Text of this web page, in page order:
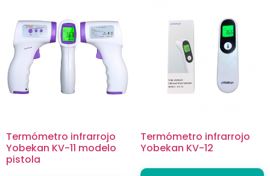
Termómetro infrarrojo
Yobekan KV-11 modelo
pistola
Termómetro infrarrojo
Yobekan KV-12